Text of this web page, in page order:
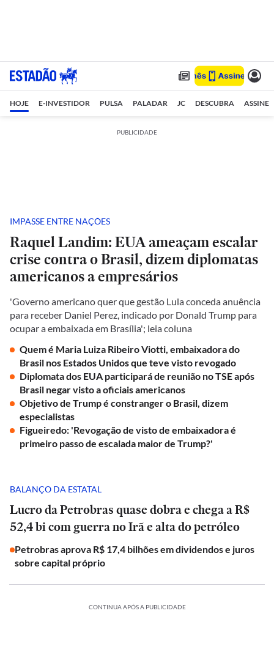
HOJE E-INVESTIDOR PULSA PALADAR JC DESCUBRA ASSINE
PUBLICIDADE
IMPASSE ENTRE NAÇÕES
Raquel Landim: EUA ameaçam escalar
crise contra o Brasil, dizem diplomatas
americanos a empresários
'Governo americano quer que gestão Lula conceda anuência
para receber Daniel Perez, indicado por Donald Trump para
ocupar a embaixada em Brasília'; leia coluna
Quem é Maria Luiza Ribeiro Viotti, embaixadora do
Brasil nos Estados Unidos que teve visto revogado
Diplomata dos EUA participará de reunião no TSE após
Brasil negar visto a oficiais americanos
Objetivo de Trump é constranger o Brasil, dizem
especialistas
Figueiredo: 'Revogação de visto de embaixadora é
primeiro passo de escalada maior de Trump?'
BALANÇO DA ESTATAL
Lucro da Petrobras quase dobra e chega a R$
52,4 bi com guerra no Irã e alta do petróleo
Petrobras aprova R$ 17,4 bilhões em dividendos e juros
sobre capital próprio
CONTINUA APÓS A PUBLICIDADE